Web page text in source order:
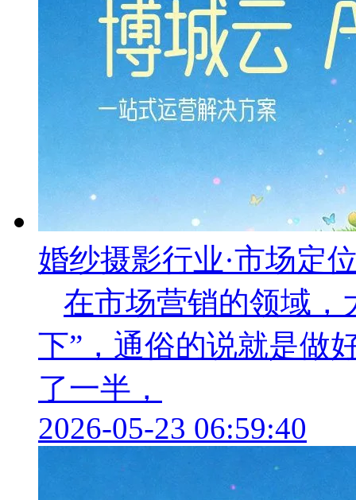
婚纱摄影行业·市场定
在市场营销的领域，
下”，通俗的说就是做
了一半，
2026-05-23 06:59:40